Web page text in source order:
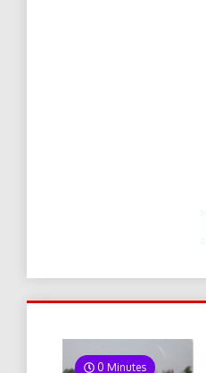
0 Minutes